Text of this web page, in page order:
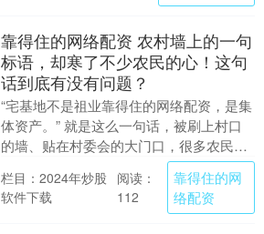
靠得住的网络配资 农村墙上的一句
标语，却寒了不少农民的心！这句
话到底有没有问题？
“宅基地不是祖业靠得住的网络配资，是集
体资产。” 就是这么一句话，被刷上村口
的墙、贴在村委会的大门口，很多农民看
了一眼，心里“咯噔”一下，有人愤愤不
平，有人暗暗....
栏目：2024年炒股
软件下载
阅读：
112
靠得住的网
络配资